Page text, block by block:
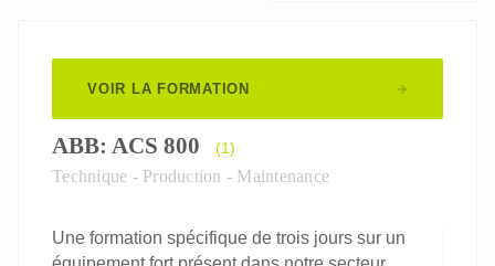
VOIR LA FORMATION
ABB: ACS 800 (1)
Technique - Production - Maintenance
Une formation spécifique de trois jours sur un